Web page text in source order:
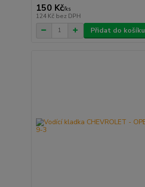
150 Kč/ks
124 Kč bez DPH
Přidat do košíku